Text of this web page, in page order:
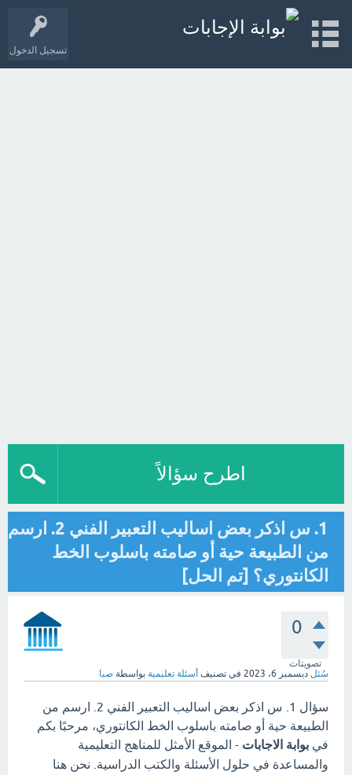
تسجيل الدخول
اطرح سؤالاً
1. س اذكر بعض اساليب التعبير الفني 2. ارسم
من الطبيعة حية أو صامته باسلوب الخط
الكانتوري؟ [تم الحل]
0
تصويتات
سُئل ديسمبر 6، 2023 في تصنيف أسئلة تعليمية بواسطة صبا
سؤال 1. س اذكر بعض اساليب التعبير الفني 2. ارسم من
الطبيعة حية أو صامته باسلوب الخط الكانتوري، مرحبًا بكم
في بوابة الاجابات - الموقع الأمثل للمناهج التعليمية
والمساعدة في حلول الأسئلة والكتب الدراسية. نحن هنا